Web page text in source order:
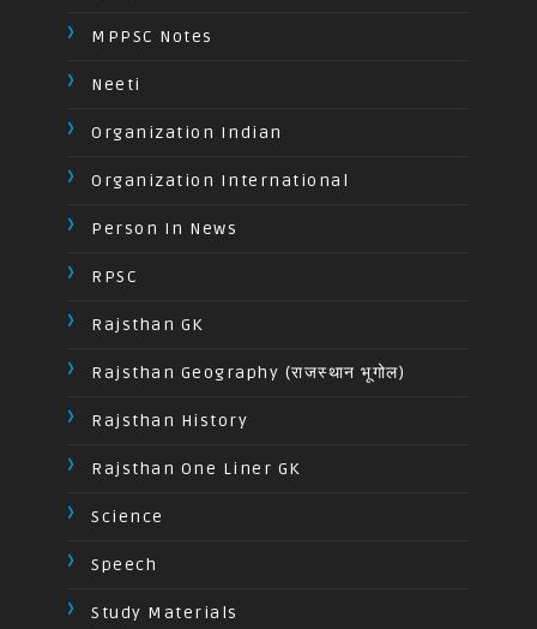
MPPSC Notes
Neeti
Organization Indian
Organization International
Person In News
RPSC
Rajsthan GK
Rajsthan Geography (राजस्थान भूगोल)
Rajsthan History
Rajsthan One Liner GK
Science
Speech
Study Materials